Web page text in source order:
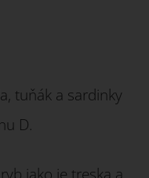
tuňák a sardinky
D.